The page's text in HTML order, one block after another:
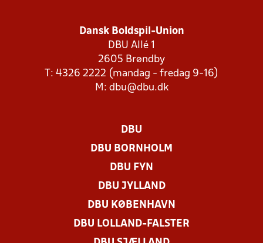
Dansk Boldspil-Union
DBU Allé 1
2605 Brøndby
T: 4326 2222 (mandag - fredag 9-16)
M: dbu@dbu.dk
DBU
DBU BORNHOLM
DBU FYN
DBU JYLLAND
DBU KØBENHAVN
DBU LOLLAND-FALSTER